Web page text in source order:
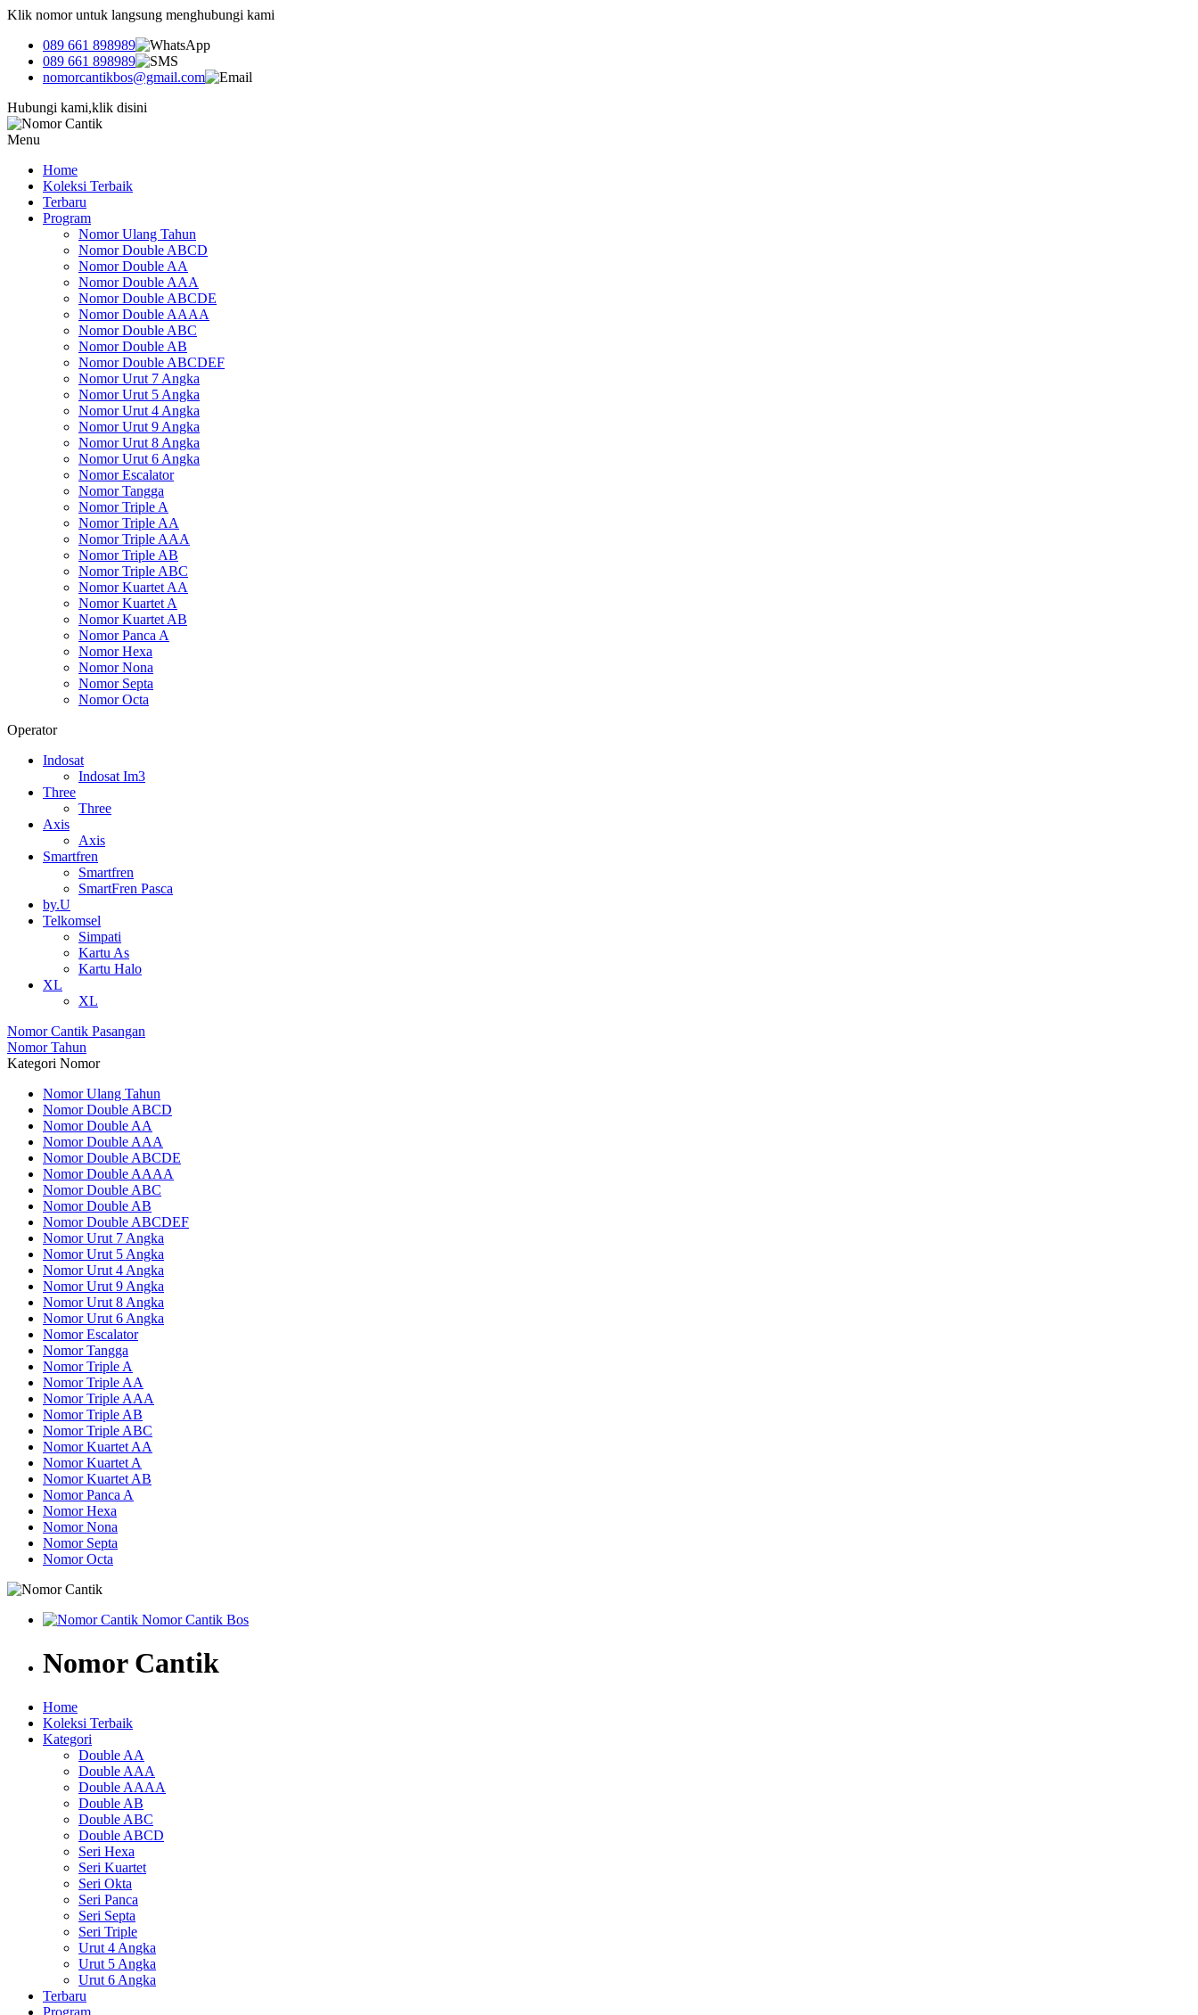
Klik nomor untuk langsung menghubungi kami
089 661 898989
089 661 898989
nomorcantikbos@gmail.com
Hubungi kami,klik disini
Menu
Home
Koleksi Terbaik
Terbaru
Program
Nomor Ulang Tahun
Nomor Double ABCD
Nomor Double AA
Nomor Double AAA
Nomor Double ABCDE
Nomor Double AAAA
Nomor Double ABC
Nomor Double AB
Nomor Double ABCDEF
Nomor Urut 7 Angka
Nomor Urut 5 Angka
Nomor Urut 4 Angka
Nomor Urut 9 Angka
Nomor Urut 8 Angka
Nomor Urut 6 Angka
Nomor Escalator
Nomor Tangga
Nomor Triple A
Nomor Triple AA
Nomor Triple AAA
Nomor Triple AB
Nomor Triple ABC
Nomor Kuartet AA
Nomor Kuartet A
Nomor Kuartet AB
Nomor Panca A
Nomor Hexa
Nomor Nona
Nomor Septa
Nomor Octa
Operator
Indosat
Indosat Im3
Three
Three
Axis
Axis
Smartfren
Smartfren
SmartFren Pasca
by.U
Telkomsel
Simpati
Kartu As
Kartu Halo
XL
XL
Nomor Cantik Pasangan
Nomor Tahun
Kategori Nomor
Nomor Ulang Tahun
Nomor Double ABCD
Nomor Double AA
Nomor Double AAA
Nomor Double ABCDE
Nomor Double AAAA
Nomor Double ABC
Nomor Double AB
Nomor Double ABCDEF
Nomor Urut 7 Angka
Nomor Urut 5 Angka
Nomor Urut 4 Angka
Nomor Urut 9 Angka
Nomor Urut 8 Angka
Nomor Urut 6 Angka
Nomor Escalator
Nomor Tangga
Nomor Triple A
Nomor Triple AA
Nomor Triple AAA
Nomor Triple AB
Nomor Triple ABC
Nomor Kuartet AA
Nomor Kuartet A
Nomor Kuartet AB
Nomor Panca A
Nomor Hexa
Nomor Nona
Nomor Septa
Nomor Octa
Nomor Cantik
Home
Koleksi Terbaik
Kategori
Double AA
Double AAA
Double AAAA
Double AB
Double ABC
Double ABCD
Seri Hexa
Seri Kuartet
Seri Okta
Seri Panca
Seri Septa
Seri Triple
Urut 4 Angka
Urut 5 Angka
Urut 6 Angka
Terbaru
Program